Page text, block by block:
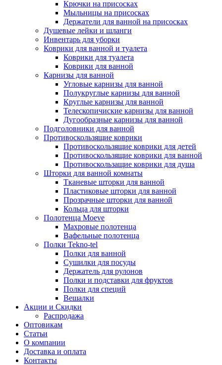
Крючки на присосках
Мыльницы на присосках
Держатели для ванной на присосках
Душевые лейки и шланги
Инвентарь для уборки
Коврики для ванной и туалета
Коврики для туалета
Коврики для ванной
Карнизы для ванной
Угловые карнизы для ванной
Полукруглые карнизы для ванной
Круглые карнизы для ванной
Телескопичиские карнизы для ванной
Дугообразные карнизы для ванной
Подголовники для ванной
Противоскользящие коврики
Противоскользящие коврики для детей
Противоскользящие коврики для ванной
Противоскользащие коврики для душа
Шторки для ванной комнаты
Тканевые шторки для ванной
Пластиковые шторки для ванной
Прозрачные шторки для ванной
Кольца для шторки
Полотенца Moeve
Махровые полотенца
Вафельные полотенца
Полки Tekno-tel
Полки для ванной
Сушилки для посуды
Держатель для рулонов
Полки и подставки для фруктов
Полки для специй
Вешалки
Акции и Скидки
Распродажа
Оптовикам
Статьи
О компании
Доставка и оплата
Контакты